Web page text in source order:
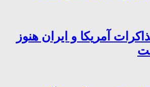
آمریکا و ایران هنوز